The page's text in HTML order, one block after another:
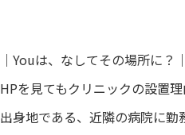
｜Youは、なしてその場所に？｜
HPを見てもクリニックの設置
出身地である、近隣の病院に勤